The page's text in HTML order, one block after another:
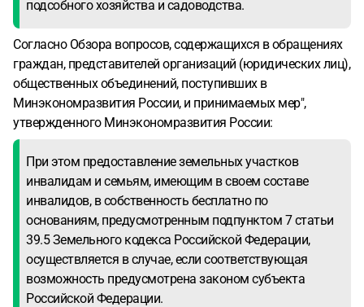
подсобного хозяйства и садоводства.
Согласно Обзора вопросов, содержащихся в обращениях
граждан, представителей организаций (юридических лиц),
общественных объединений, поступивших в
Минэкономразвития России, и принимаемых мер",
утвержденного Минэкономразвития России:
При этом предоставление земельных участков
инвалидам и семьям, имеющим в своем составе
инвалидов, в собственность бесплатно по
основаниям, предусмотренным подпунктом 7 статьи
39.5 Земельного кодекса Российской Федерации,
осуществляется в случае, если соответствующая
возможность предусмотрена законом субъекта
Российской Федерации.